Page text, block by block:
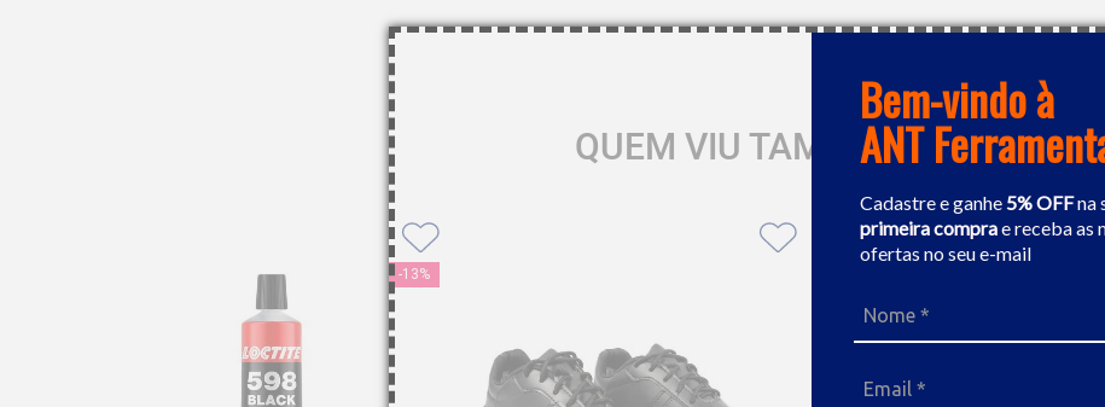
Bem-vindo à
ANT
Cadastre e ganhe5% OFFna
primeira comprae receba as
ofertas no seu e-mail
QUEM VIU TAMBÉM GOSTOU
-13%